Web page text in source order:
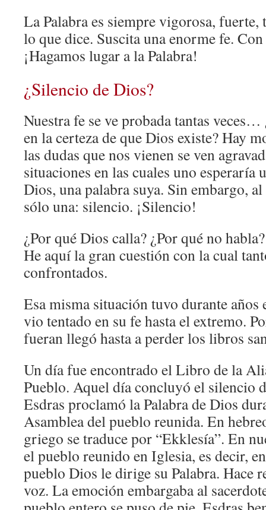
La Palabra es siempre vigorosa,
lo que dice. Suscita una enorme fe.
¡Hagamos lugar a la Palabra!
¿Silencio de Dios?
Nuestra fe se ve probada tantas
en la certeza de que Dios existe? Hay
las dudas que nos vienen se ven
situaciones en las cuales uno esperaría
Dios, una palabra suya. Sin embargo, al
sólo una: silencio. ¡Silencio!
¿Por qué Dios calla? ¿Por qué no
He aquí la gran cuestión con la cual
confrontados.
Esa misma situación tuvo durante años
vio tentado en su fe hasta el extremo.
fueran llegó hasta a perder los libros
Un día fue encontrado el Libro de la
Pueblo. Aquel día concluyó el silencio
Esdras proclamó la Palabra de Dios
Asamblea del pueblo reunida. En
griego se traduce por “Ekklesía”. En
el pueblo reunido en Iglesia, es decir,
pueblo Dios le dirige su Palabra. Hace
voz. La emoción embargaba al